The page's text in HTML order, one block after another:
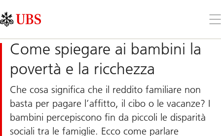
Links
Area
il
Come spiegare ai bambini la
povertà e la ricchezza
Che cosa significa che il reddito familiare non
basta per pagare l’affitto, il cibo o le vacanze? I
bambini percepiscono fin da piccoli le disparità
sociali tra le famiglie. Ecco come parlare